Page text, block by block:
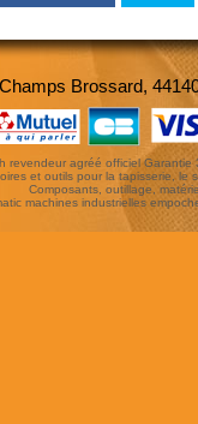
Brossard,
revendeur agréé officiel Garantie
et outils pour la tapisserie, le
Composants, outillage,
machines industrielles